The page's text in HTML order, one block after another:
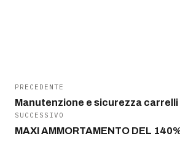
PRECEDENTE
Manutenzione e sicurezza
SUCCESSIVO
MAXI AMMORTAMENTO DEL